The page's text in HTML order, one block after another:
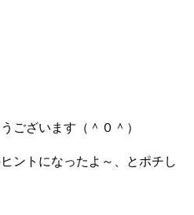
ございます（＾０＾）
ントになったよ～、とポチし